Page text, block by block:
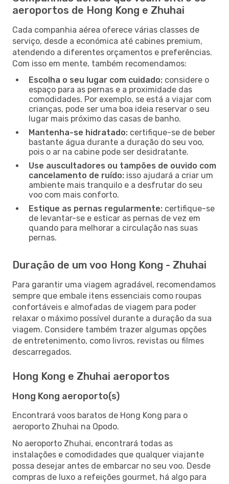
aeroportos de Hong Kong e Zhuhai
Cada companhia aérea oferece várias classes de
serviço, desde a económica até cabines premium,
atendendo a diferentes orçamentos e preferências.
Com isso em mente, também recomendamos:
Escolha o seu lugar com cuidado: considere o
espaço para as pernas e a proximidade das
comodidades. Por exemplo, se está a viajar com
crianças, pode ser uma boa ideia reservar o seu
lugar mais próximo das casas de banho.
Mantenha-se hidratado: certifique-se de beber
bastante água durante a duração do seu voo,
pois o ar na cabine pode ser desidratante.
Use auscultadores ou tampões de ouvido com
cancelamento de ruído: isso ajudará a criar um
ambiente mais tranquilo e a desfrutar do seu
voo com mais conforto.
Estique as pernas regularmente: certifique-se
de levantar-se e esticar as pernas de vez em
quando para melhorar a circulação nas suas
pernas.
Duração de um voo Hong Kong - Zhuhai
Para garantir uma viagem agradável, recomendamos
sempre que embale itens essenciais como roupas
confortáveis e almofadas de viagem para poder
relaxar o máximo possível durante a duração da sua
viagem. Considere também trazer algumas opções
de entretenimento, como livros, revistas ou filmes
descarregados.
Hong Kong e Zhuhai aeroportos
Hong Kong aeroporto(s)
Encontrará voos baratos de Hong Kong para o
aeroporto Zhuhai na Opodo.
No aeroporto Zhuhai, encontrará todas as
instalações e comodidades que qualquer viajante
possa desejar antes de embarcar no seu voo. Desde
compras de luxo a refeições gourmet, há algo para